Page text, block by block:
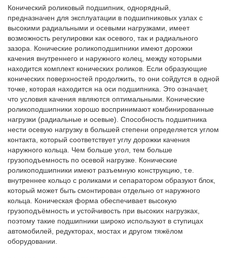
Конический роликовый подшипник, однорядный,
предназначен для эксплуатации в подшипниковых узлах с
высокими радиальными и осевыми нагрузками, имеет
возможность регулировки как осевого, так и радиального
зазора. Конические роликоподшипники имеют дорожки
качения внутреннего и наружного колец, между которыми
находится комплект конических роликов. Если образующие
конических поверхностей продолжить, то они сойдутся в одной
точке, которая находится на оси подшипника. Это означает,
что условия качения являются оптимальными. Конические
роликоподшипники хорошо воспринимают комбинированные
нагрузки (радиальные и осевые). Способность подшипника
нести осевую нагрузку в большей степени определяется углом
контакта, который соответствует углу дорожки качения
наружного кольца. Чем больше угол, тем больше
грузоподъемность по осевой нагрузке. Конические
роликоподшипники имеют разъемную конструкцию, т.е.
внутреннее кольцо с роликами и сепаратором образуют блок,
который может быть смонтирован отдельно от наружного
кольца. Коническая форма обеспечивает высокую
грузоподъёмность и устойчивость при высоких нагрузках,
поэтому такие подшипники широко используют в ступицах
автомобилей, редукторах, мостах и другом тяжёлом
оборудовании.